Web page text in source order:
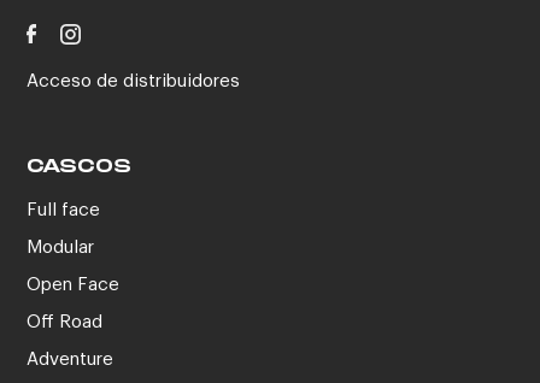
Acceso de distribuidores
CASCOS
Full face
Modular
Open Face
Off Road
Adventure